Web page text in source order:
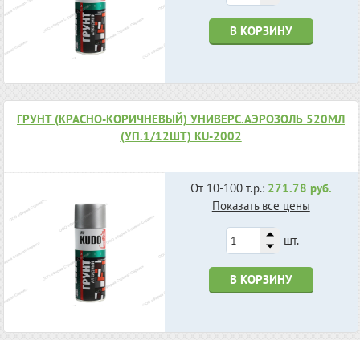
В КОРЗИНУ
ГРУНТ (КРАСНО-КОРИЧНЕВЫЙ) УНИВЕРС.АЭРОЗОЛЬ 520МЛ
(УП.1/12ШТ) KU-2002
От 10-100 т.р.: 271.78 руб.
Показать все цены
шт.
В КОРЗИНУ